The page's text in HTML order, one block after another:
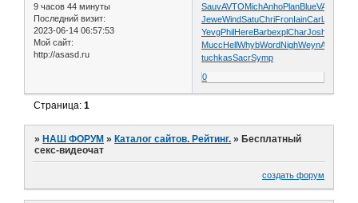
9 часов 44 минуты
Последний визит:
2023-06-14 06:57:53
Мой сайт:
http://asasd.ru
SauvAVTOMichAnhoPlanBlueVALI
JeweWindSatuChriFronIainCarlJewe
YevgPhilHereBarbexplCharJosh
MuccHellWhybWordNighWeynAdob
tuchkasSacrSymp
0
Страница:1
»НАШ ФОРУМ »Каталог сайтов. Рейтинг. »Бесплатный
секс-видеочат
создать форум